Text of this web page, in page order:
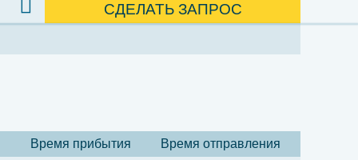
СДЕЛАТЬ ЗАПРОС
Время прибытия
Время отправления